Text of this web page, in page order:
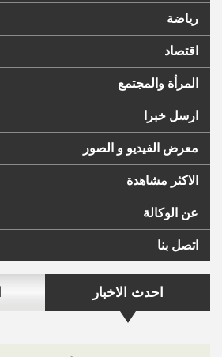
رياضة
اقتصاد
المرأة والمجتمع
ارسل خبرا
معرض الفيديو و الصور
الاكثر مشاهدة
عن الوكالة
اتصل بنا
احدث الاخبار